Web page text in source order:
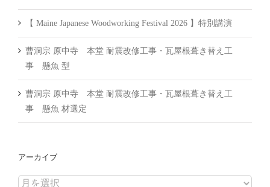
【 Maine Japanese Woodworking Festival 2026 】特別講演
曹洞宗 原中寺 本堂 耐震改修工事・瓦屋根葺き替え工
事 懸魚 型
曹洞宗 原中寺 本堂 耐震改修工事・瓦屋根葺き替え工
事 懸魚 材選定
アーカイブ
ア